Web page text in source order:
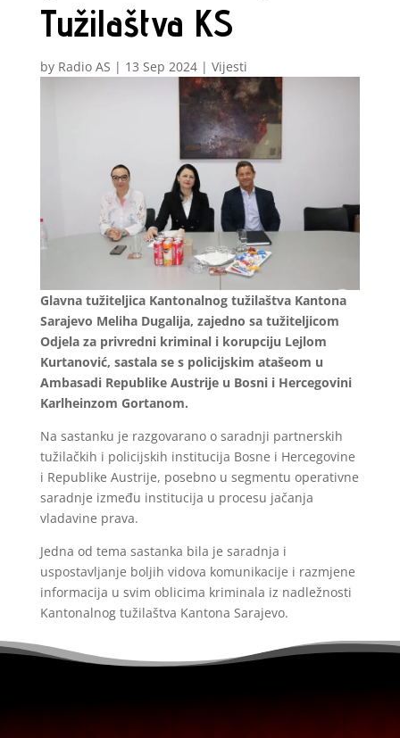
Tužilaštva KS
by Radio AS | 13 Sep 2024| Vijesti
Glavna tužiteljica Kantonalnog tužilaštva Kantona
Sarajevo Meliha Dugalija, zajedno sa tužiteljicom
Odjela za privredni kriminal i korupciju Lejlom
Kurtanović, sastala se s policijskim atašeom u
Ambasadi Republike Austrije u Bosni i Hercegovini
Karlheinzom Gortanom.
Na sastanku je razgovarano o saradnji partnerskih
tužilačkih i policijskih institucija Bosne i Hercegovine
i Republike Austrije, posebno u segmentu operativne
saradnje između institucija u procesu jačanja
vladavine prava.
Jedna od tema sastanka bila je saradnja i
uspostavljanje boljih vidova komunikacije i razmjene
informacija u svim oblicima kriminala iz nadležnosti
Kantonalnog tužilaštva Kantona Sarajevo.